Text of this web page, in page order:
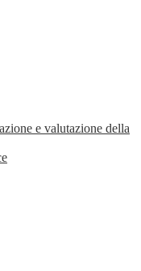
e valutazione della